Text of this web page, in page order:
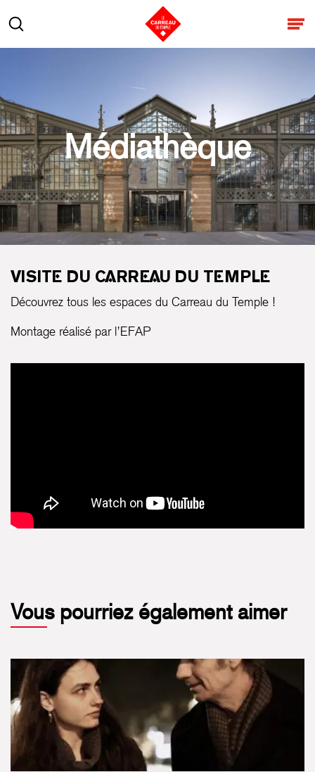
Rechercher
Médiathèque
VISITE DU CARREAU DU TEMPLE
Découvrez tous les espaces du Carreau du Temple !
Montage réalisé par l’EFAP
Vous pourriez également aimer